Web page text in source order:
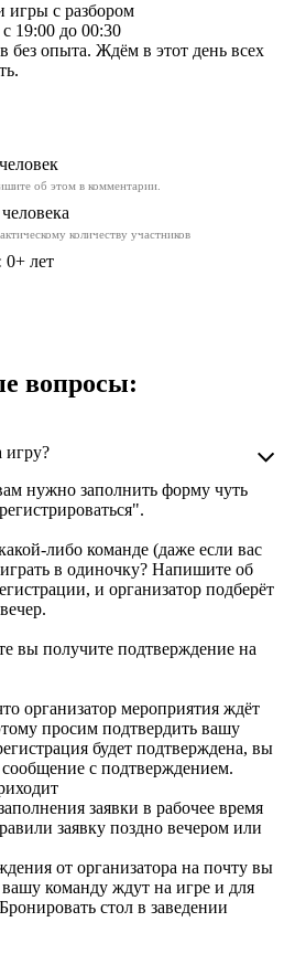
игры с разбором
19:00 до 00:30
без опыта. Ждём в этот день всех
об этом в комментарии.
количеству участников
0+ лет
вопросы:
игру?
нужно заполнить форму чуть
либо команде (даже если вас
в одиночку? Напишите об
и организатор подберёт
вы получите подтверждение на
организатор мероприятия ждёт
просим подтвердить вашу
будет подтверждена, вы
с подтверждением.
заявки в рабочее время
заявку поздно вечером или
от организатора на почту вы
команду ждут на игре и для
стол в заведении